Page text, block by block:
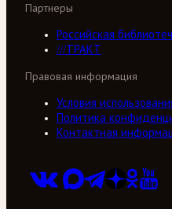
Партнеры
Российская
///ТРАКТ
Правовая информация
Условия
Политика
Контактная